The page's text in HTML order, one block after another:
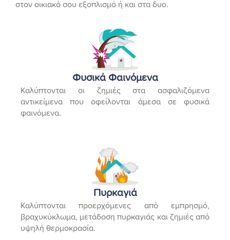
στον οικιακό σου εξοπλισμό ή και στα δυο.
Φυσικά Φαινόμενα
Καλύπτονται οι ζημιές στα ασφαλιζόμενα
αντικείμενα που οφείλονται άμεσα σε φυσικά
φαινόμενα.
Πυρκαγιά
Καλύπτονται προερχόμενες από εμπρησμό,
βραχυκύκλωμα, μετάδοση πυρκαγιάς και ζημιές από
υψηλή θερμοκρασία.